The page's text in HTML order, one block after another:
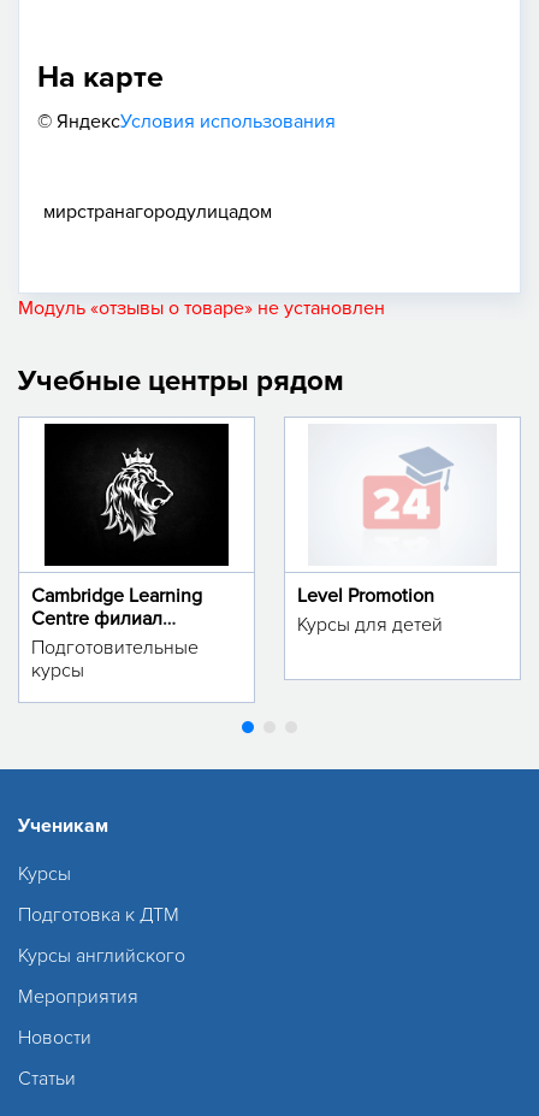
На карте
© ЯндексУсловия использования
мирстранагородулицадом
Модуль «отзывы о товаре» не установлен
Учебные центры рядом
Cambridge Learning
Centre филиал
м.Тинчлик
Подготовительные
курсы
Level Promotion
Курсы для детей
Ученикам
Курсы
Подготовка к ДТМ
Курсы английского
Мероприятия
Новости
Статьи